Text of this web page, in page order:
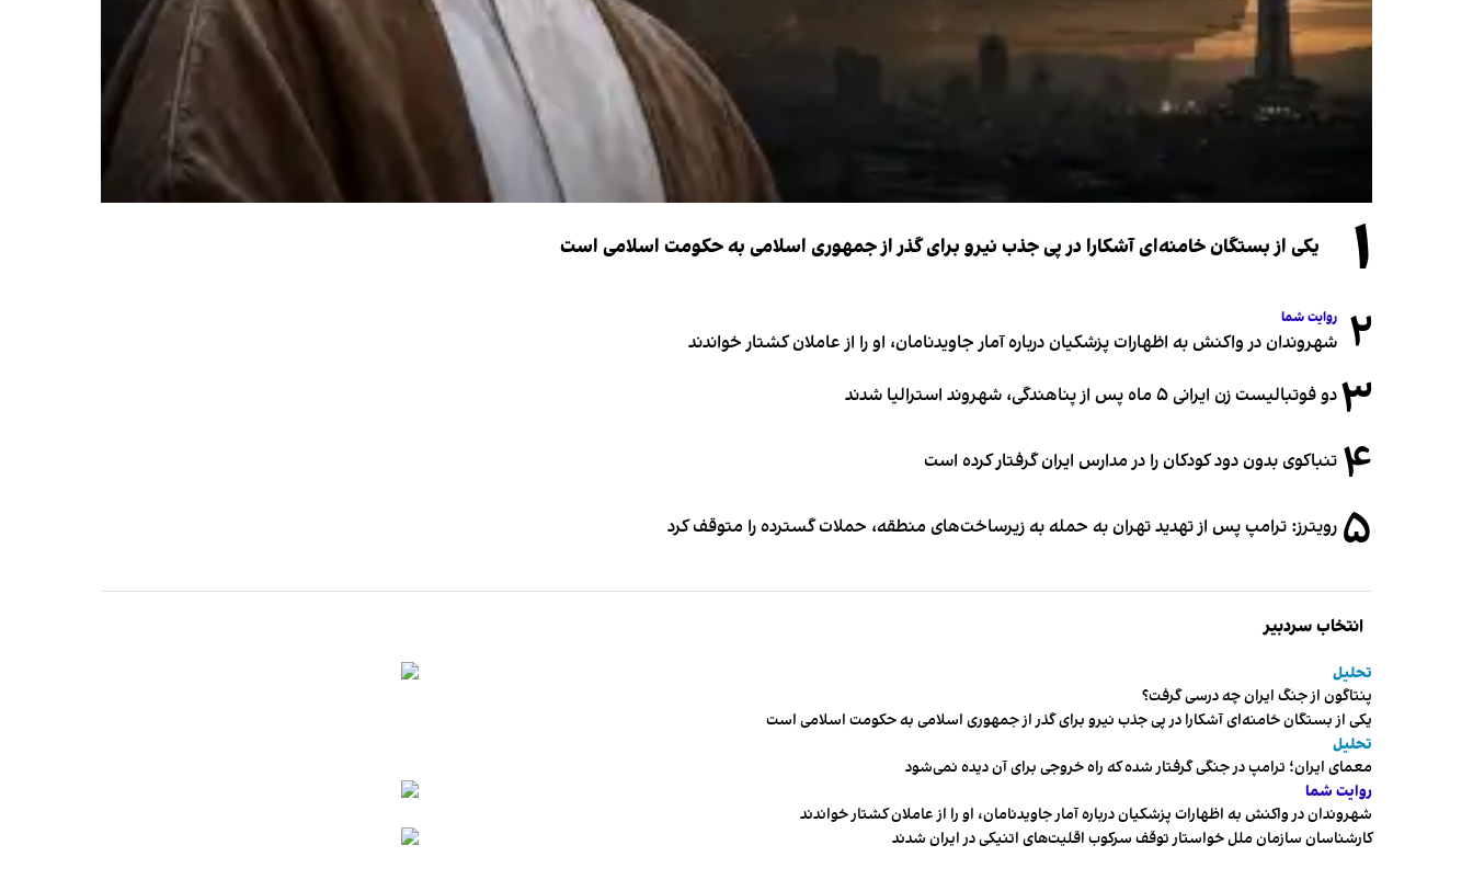
۱ یکی از بستگان خامنه‌ای آشکارا در پی جذب نیرو برای گذر از جمهوری اسلامی به حکومت اسلامی است
۲ روایت شما
شهروندان در واکنش به اظهارات پزشکیان درباره آمار جاویدنامان، او را از عاملان کشتار خواندند
۳دو فوتبالیست زن ایرانی ۵ ماه پس از پناهندگی، شهروند استرالیا شدند
۴ تنباکوی بدون دود کودکان را در مدارس ایران گرفتار کرده است
۵ رویترز: ترامپ پس از تهدید تهران به حمله به زیرساخت‌های منطقه، حملات گسترده را متوقف کرد
انتخاب سردبیر
تحلیل
پنتاگون از جنگ ایران چه درسی گرفت؟
یکی از بستگان خامنه‌ای آشکارا در پی جذب نیرو برای گذر از جمهوری اسلامی به حکومت اسلامی است
تحلیل
معمای ایران؛ ترامپ در جنگی گرفتار شده که راه خروجی برای آن دیده نمی‌شود
روایت شما
شهروندان در واکنش به اظهارات پزشکیان درباره آمار جاویدنامان، او را از عاملان کشتار خواندند
کارشناسان سازمان ملل خواستار توقف سرکوب اقلیت‌های اتنیکی در ایران شدند